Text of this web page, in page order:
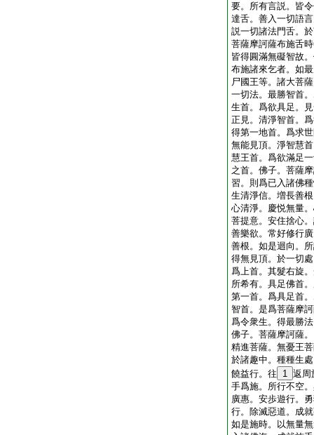
要。所有言説。皆
達舌。善入一切語
説一切諸法門舌。
菩薩摩訶薩布施舌
皆得圓滿無礙智故
布施諸來乞者。如
尸國王等。諸大菩
一切法。最勝智首
生首。爲欲具足。
正見。清淨智首。
得第一地首。爲求
無能見頂。淨智慧
慧王首。爲欲滿足
之首。佛子。菩薩
習。則爲已入諸佛
生清淨信。増長善
心清淨。慶悦無量
菩提意。安住捨心
善樂欲。常好修行
善根。如是迴向。
得無見頂。於一切
爲上首。其髮右旋
所希有。具足佛首
第一首。爲具足首
智首。是爲菩薩摩
爲令衆生。得最勝
佛子。菩薩摩訶薩
精進菩薩。無憂王
於諸趣中。種種生
饒益行。往
1 返周
手爲施。所行不空
廣惠。安歩遊行。
行。除滅惡道。成
如是施時。以無量